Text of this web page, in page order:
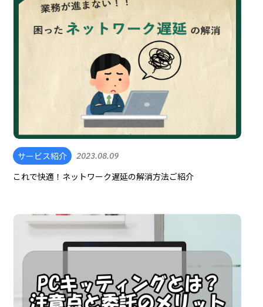
サービス紹介 2023.08.09
これで快適！ネットワーク遅延の解消方法ご紹介